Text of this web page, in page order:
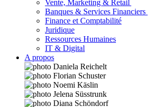
Vente, Marketing & Retail
Banques & Services Financiers
Finance et Comptabilité
Juridique
Ressources Humaines
IT & Digital
A propos